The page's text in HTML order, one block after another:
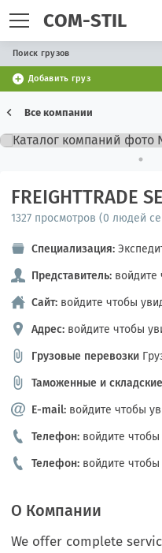
COM-STIL
Поиск грузов
Добавить груз
Все компании
FREIGHTTRADE
1327 просмотров (0 людей
Специализация:
Представитель: войдите
Сайт: войдите чтобы
Адрес: войдите чтобы
Грузовые перевозки
Таможенные и
E-mail: войдите чтобы
Телефон: войдите чтобы
Телефон: войдите чтобы
О Компании
We offer complete